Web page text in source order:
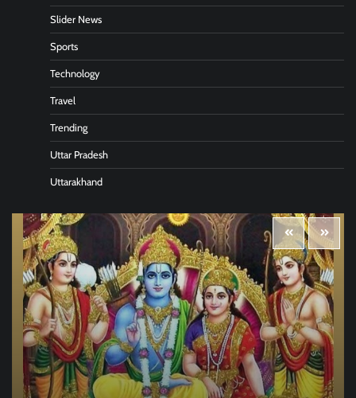
Slider News
Sports
Technology
Travel
Trending
Uttar Pradesh
Uttarakhand